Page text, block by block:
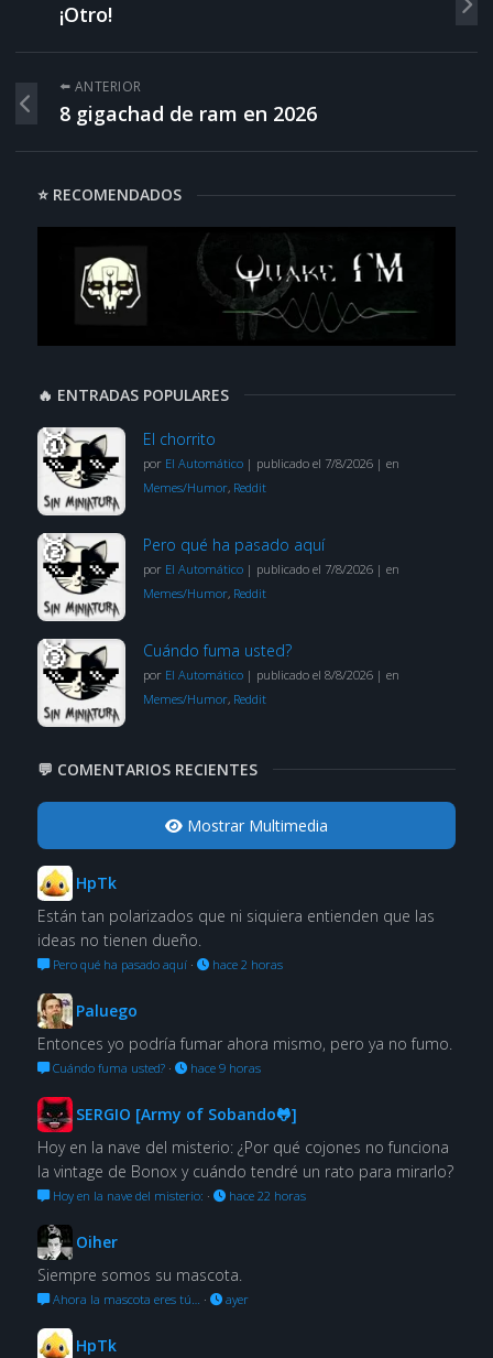
¡Otro!
⬅️ ANTERIOR
8 gigachad de ram en 2026
⭐ RECOMENDADOS
🔥 ENTRADAS POPULARES
El chorrito
por El Automático| publicado el 7/8/2026| en
Memes/Humor, Reddit
Pero qué ha pasado aquí
por El Automático| publicado el 7/8/2026| en
Memes/Humor, Reddit
Cuándo fuma usted?
por El Automático| publicado el 8/8/2026| en
Memes/Humor, Reddit
💬 COMENTARIOS RECIENTES
Mostrar Multimedia
HpTk
Están tan polarizados que ni siquiera entienden que las
ideas no tienen dueño.
Pero qué ha pasado aquí· hace 2 horas
Paluego
Entonces yo podría fumar ahora mismo, pero ya no fumo.
Cuándo fuma usted?· hace 9 horas
SERGIO [Army of Sobando🐸]
Hoy en la nave del misterio: ¿Por qué cojones no funciona
la vintage de Bonox y cuándo tendré un rato para mirarlo?
Hoy en la nave del misterio: · hace 22 horas
Oiher
Siempre somos su mascota.
Ahora la mascota eres tú… · ayer
HpTk